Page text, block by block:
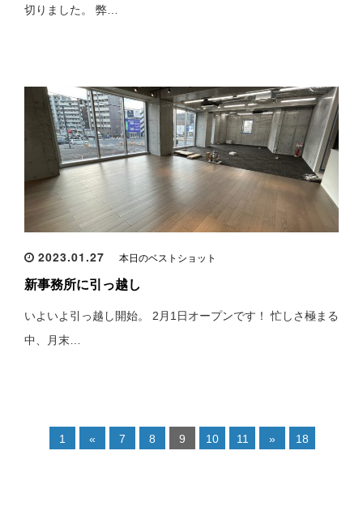
切りました。 弊…
2023.01.27 本日のベストショット
新事務所に引っ越し
いよいよ引っ越し開始。 2月1日オープンです！ 忙しさ極まる
中、月末…
1 « 7 8 9 10 11 » 18